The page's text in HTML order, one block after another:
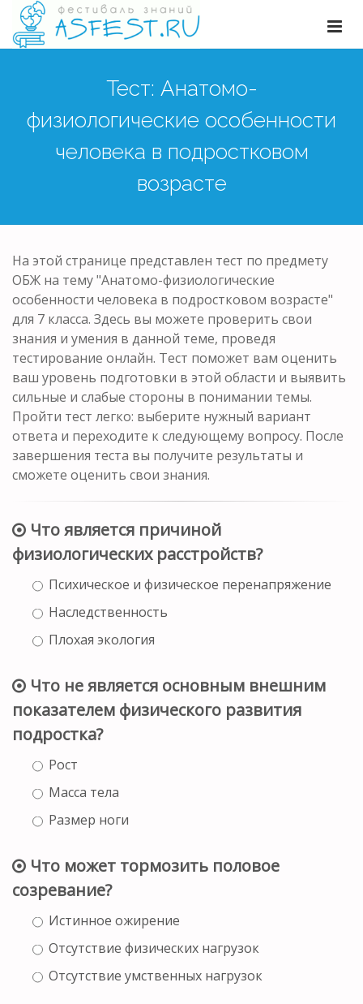
Тест: Анатомо-
физиологические особенности
человека в подростковом
возрасте
На этой странице представлен тест по предмету
ОБЖ на тему "Анатомо-физиологические
особенности человека в подростковом возрасте"
для 7 класса. Здесь вы можете проверить свои
знания и умения в данной теме, проведя
тестирование онлайн. Тест поможет вам оценить
ваш уровень подготовки в этой области и выявить
сильные и слабые стороны в понимании темы.
Пройти тест легко: выберите нужный вариант
ответа и переходите к следующему вопросу. После
завершения теста вы получите результаты и
сможете оценить свои знания.
Что является причиной
физиологических расстройств?
Психическое и физическое перенапряжение
Наследственность
Плохая экология
Что не является основным внешним
показателем физического развития
подростка?
Рост
Масса тела
Размер ноги
Что может тормозить половое
созревание?
Истинное ожирение
Отсутствие физических нагрузок
Отсутствие умственных нагрузок